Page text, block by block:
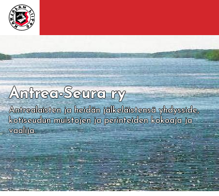
Antrea-Seura ry
Antrealaisten ja heidän jälkeläistensä yhdysside,
kotiseudun muistojen ja perinteiden kokoaja ja
vaalija.